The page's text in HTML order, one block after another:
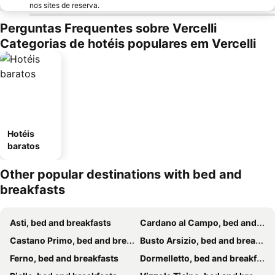
nos sites de reserva.
Perguntas Frequentes sobre Vercelli
Categorias de hotéis populares em Vercelli
Hotéis
baratos
Other popular destinations with bed and
breakfasts
Asti, bed and breakfasts
Cardano al Campo, bed and breakfasts
Castano Primo, bed and breakfasts
Busto Arsizio, bed and breakfasts
Ferno, bed and breakfasts
Dormelletto, bed and breakfasts